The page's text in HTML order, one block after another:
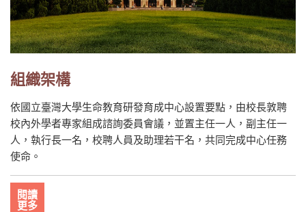
組織架構
依國立臺灣大學生命教育研發育成中心設置要點，由校長敦聘
校內外學者專家組成諮詢委員會議，並置主任一人，副主任一
人，執行長一名，校聘人員及助理若干名，共同完成中心任務
使命。
閱讀
更多